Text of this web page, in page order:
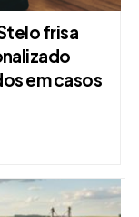
frisa
em casos